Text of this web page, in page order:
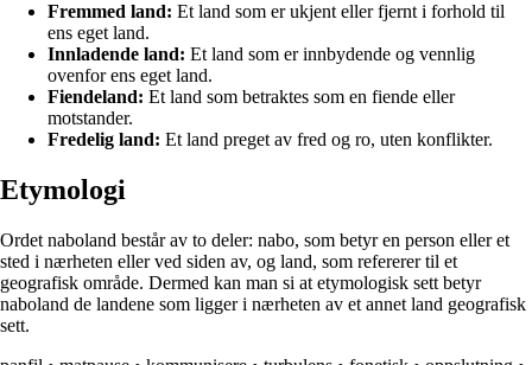
Fremmed land: Et land som er ukjent eller fjernt i forhold til
ens eget land.
Innladende land: Et land som er innbydende og vennlig
ovenfor ens eget land.
Fiendeland: Et land som betraktes som en fiende eller
motstander.
Fredelig land: Et land preget av fred og ro, uten konflikter.
Etymologi
Ordet naboland består av to deler: nabo, som betyr en person eller et
sted i nærheten eller ved siden av, og land, som refererer til et
geografisk område. Dermed kan man si at etymologisk sett betyr
naboland de landene som ligger i nærheten av et annet land geografisk
sett.